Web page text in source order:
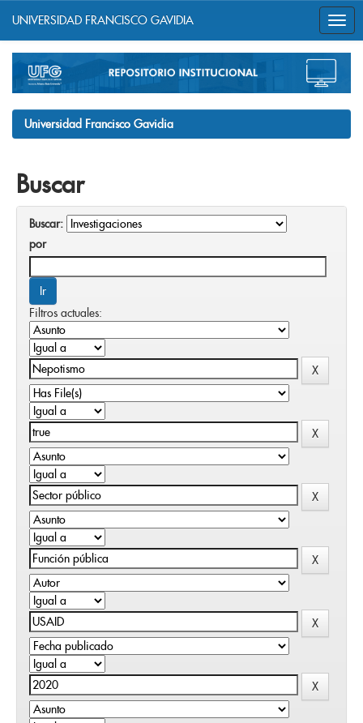
navigation
UNIVERSIDAD FRANCISCO GAVIDIA
Universidad Francisco Gavidia
Buscar
Buscar:
por
Filtros actuales: